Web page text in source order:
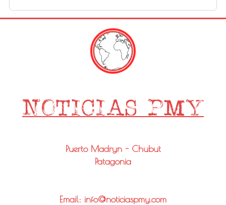
Puerto Madryn - Chubut
Patagonia
Email: info@noticiaspmy.com